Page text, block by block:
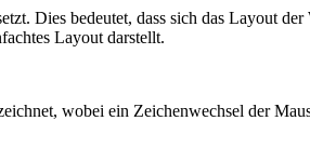
Dies bedeutet, dass sich das Layout
Layout darstellt.
wobei ein Zeichenwechsel der